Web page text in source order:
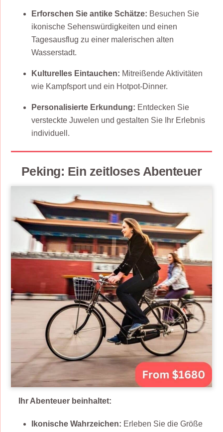
Erforschen Sie antike Schätze: Besuchen Sie
ikonische Sehenswürdigkeiten und einen
Tagesausflug zu einer malerischen alten
Wasserstadt.
Kulturelles Eintauchen: Mitreißende Aktivitäten
wie Kampfsport und ein Hotpot-Dinner.
Personalisierte Erkundung: Entdecken Sie
versteckte Juwelen und gestalten Sie Ihr Erlebnis
individuell.
Peking: Ein zeitloses Abenteuer
Ihr Abenteuer beinhaltet:
Ikonische Wahrzeichen: Erleben Sie die Größe